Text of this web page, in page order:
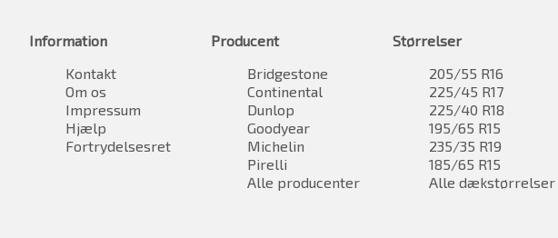
Information
Kontakt
Om os
Impressum
Hjælp
Fortrydelsesret
Producent
Bridgestone
Continental
Dunlop
Goodyear
Michelin
Pirelli
Alle producenter
Størrelser
205/55 R16
225/45 R17
225/40 R18
195/65 R15
235/35 R19
185/65 R15
Alle dækstørrelser